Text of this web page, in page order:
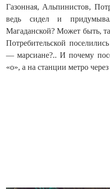
Газонная, Альпинистов,
ведь сидел и
Магаданской? Может быть,
Потребительской
— марсиане?.. И почему
«о», а на станции метро